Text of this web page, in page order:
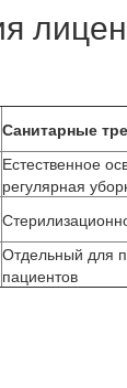
Санитарные
Естественное
регулярная
Отдельный для
пациентов